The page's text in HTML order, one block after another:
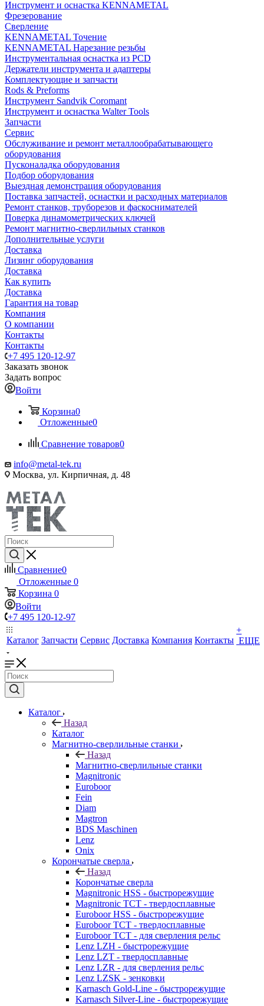
Инструмент и оснастка KENNAMETAL
Фрезерование
Сверление
KENNAMETAL Точение
KENNAMETAL Нарезание резьбы
Инструментальная оснастка из PCD
Держатели инструмента и адаптеры
Комплектующие и запчасти
Rods & Preforms
Инструмент Sandvik Coromant
Инструмент и оснастка Walter Tools
Запчасти
Сервис
Обслуживание и ремонт металлообрабатывающего
оборудования
Пусконаладка оборудования
Подбор оборудования
Выездная демонстрация оборудования
Поставка запчастей, оснастки и расходных материалов
Ремонт станков, труборезов и фаскоснимателей
Поверка динамометрических ключей
Ремонт магнитно-сверлильных станков
Дополнительные услуги
Доставка
Лизинг оборудования
Доставка
Как купить
Доставка
Гарантия на товар
Компания
О компании
Контакты
Контакты
+7 495 120-12-97
Заказать звонок
Задать вопрос
Войти
Корзина0
Отложенные0
Сравнение товаров0
info@metal-tek.ru
Москва, ул. Кирпичная, д. 48
Сравнение0
Отложенные 0
Корзина 0
Войти
+7 495 120-12-97
Каталог Запчасти Сервис Доставка Компания Контакты
+
ЕЩЕ
Каталог
Назад
Каталог
Магнитно-сверлильные станки
Назад
Магнитно-сверлильные станки
Magnitronic
Euroboor
Fein
Diam
Magtron
BDS Maschinen
Lenz
Onix
Корончатые сверла
Назад
Корончатые сверла
Magnitronic HSS - быстрорежущие
Magnitronic TCT - твердосплавные
Euroboor HSS - быстрорежущие
Euroboor TCT - твердосплавные
Euroboor TCT - для сверления рельс
Lenz LZH - быстрорежущие
Lenz LZT - твердосплавные
Lenz LZR - для сверления рельс
Lenz LZSK - зенковки
Karnasch Gold-Line - быстрорежущие
Karnasch Silver-Line - быстрорежущие